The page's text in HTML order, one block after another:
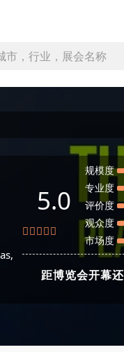
市，行业，展会名称
5.0
规模度
专业度
评价度
观众度
市场度
距博览会开幕